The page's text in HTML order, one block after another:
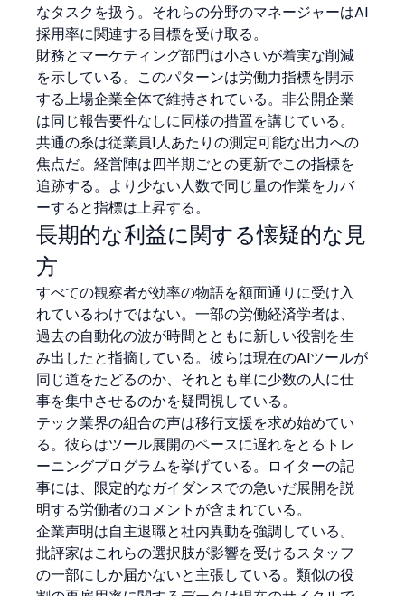
なタスクを扱う。それらの分野のマネージャーはAI
採用率に関連する目標を受け取る。
財務とマーケティング部門は小さいが着実な削減
を示している。このパターンは労働力指標を開示
する上場企業全体で維持されている。非公開企業
は同じ報告要件なしに同様の措置を講じている。
共通の糸は従業員1人あたりの測定可能な出力への
焦点だ。経営陣は四半期ごとの更新でこの指標を
追跡する。より少ない人数で同じ量の作業をカバ
ーすると指標は上昇する。
長期的な利益に関する懐疑的な見
方
すべての観察者が効率の物語を額面通りに受け入
れているわけではない。一部の労働経済学者は、
過去の自動化の波が時間とともに新しい役割を生
み出したと指摘している。彼らは現在のAIツールが
同じ道をたどるのか、それとも単に少数の人に仕
事を集中させるのかを疑問視している。
テック業界の組合の声は移行支援を求め始めてい
る。彼らはツール展開のペースに遅れをとるトレ
ーニングプログラムを挙げている。ロイターの記
事には、限定的なガイダンスでの急いだ展開を説
明する労働者のコメントが含まれている。
企業声明は自主退職と社内異動を強調している。
批評家はこれらの選択肢が影響を受けるスタッフ
の一部にしか届かないと主張している。類似の役